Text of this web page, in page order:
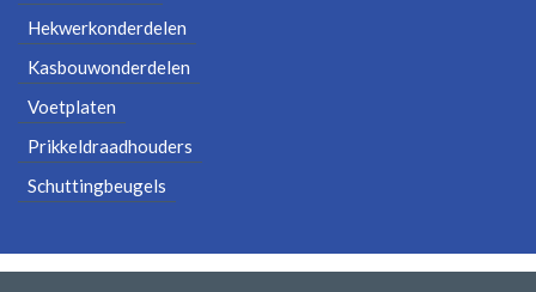
Hekwerkonderdelen
Kasbouwonderdelen
Voetplaten
Prikkeldraadhouders
Schuttingbeugels